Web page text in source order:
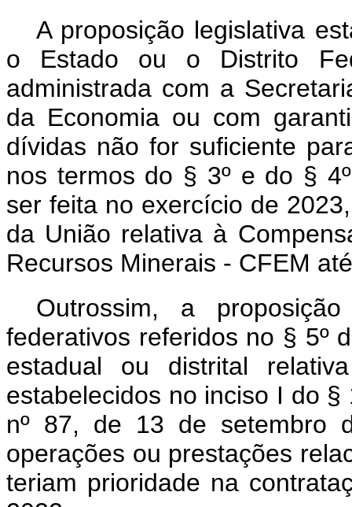
A proposição legislativa
o Estado ou o Distrito
administrada com a
da Economia ou com
dívidas não for suficiente
nos termos do § 3º e do §
ser feita no exercício de
da União relativa à
Recursos Minerais - CFEM
Outrossim, a
federativos referidos no § 5º
estadual ou distrital
estabelecidos no inciso I do
nº 87, de 13 de setembro
operações ou prestações
teriam prioridade na